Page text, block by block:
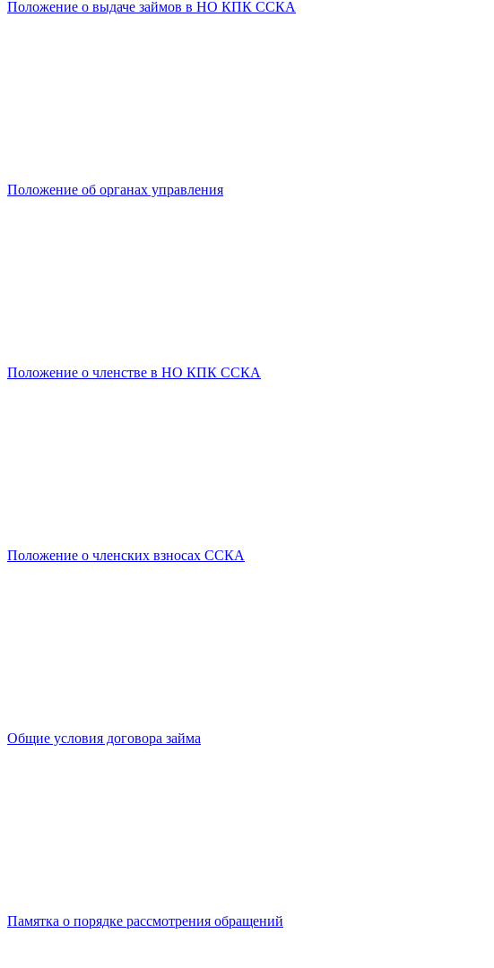
Положение о выдаче займов в НО КПК ССКА
Положение об органах управления
Положение о членстве в НО КПК ССКА
Положение о членских взносах ССКА
Общие условия договора займа
Памятка о порядке рассмотрения обращений